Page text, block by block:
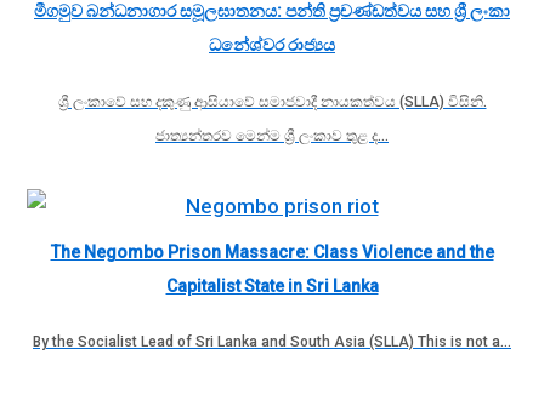
මීගමුව බන්ධනාගාර සමූලඝාතනය: පන්ති ප්‍රචණ්ඩත්වය සහ ශ්‍රී ලංකා
ධනේශ්වර රාජ්‍යය
ශ්‍රී ලංකාවේ සහ දකුණු ආසියාවේ සමාජවාදී නායකත්වය (SLLA) විසිනි.
ජාත්‍යන්තරව මෙන්ම ශ්‍රී ලංකාව තුළ ද…
The Negombo Prison Massacre: Class Violence and the
Capitalist State in Sri Lanka
By the Socialist Lead of Sri Lanka and South Asia (SLLA) This is not a…